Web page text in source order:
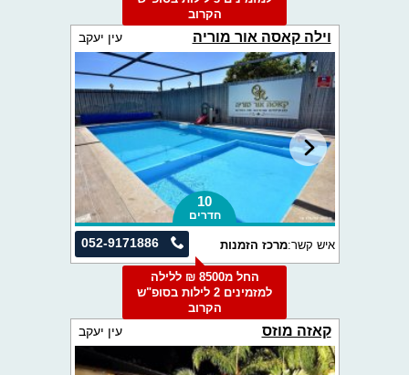
הקרוב
וילה קאסה אור מוריה עין יעקב
10
חדרים
052-9171886 איש קשר:מרכז הזמנות
החל מ8500 ₪ ללילה
למזמינים 2 לילות בסופ"ש
הקרוב
קאזה מוזס עין יעקב